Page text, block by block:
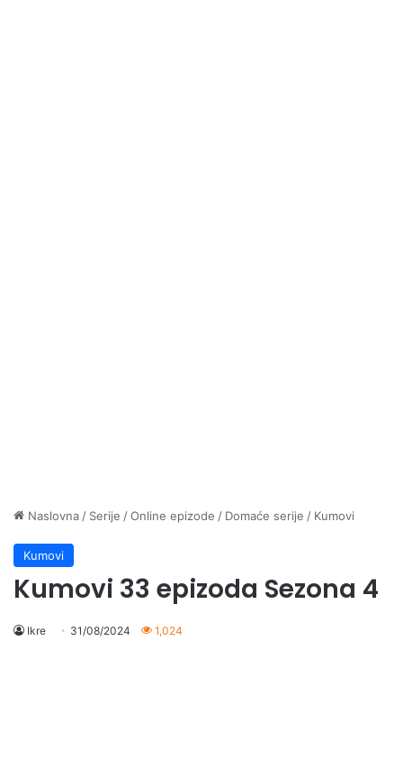
Naslovna / Serije /Online epizode / Domaće serije / Kumovi
Kumovi
Kumovi 33 epizoda Sezona 4
Ikre 31/08/2024 1,024